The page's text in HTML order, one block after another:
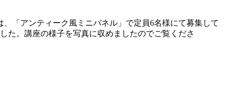
「アンティーク風ミニパネル」で定員6名様にて募集して
た。講座の様子を写真に収めましたのでご覧くださ